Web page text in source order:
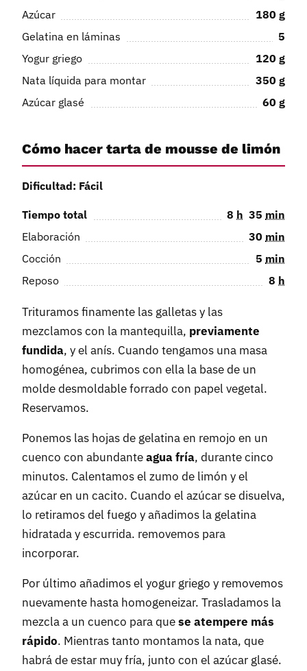
Azúcar
180 g
Gelatina en láminas
5
Yogur griego
120 g
Nata líquida para montar
350 g
Azúcar glasé
60 g
Cómo hacer tarta de mousse de limón
Dificultad: Fácil
Tiempo total 8 h 35 min
Elaboración
30 min
Cocción
5 min
Reposo
8 h
Trituramos finamente las galletas y las
mezclamos con la mantequilla, previamente
fundida, y el anís. Cuando tengamos una masa
homogénea, cubrimos con ella la base de un
molde desmoldable forrado con papel vegetal.
Reservamos.
Ponemos las hojas de gelatina en remojo en un
cuenco con abundanteagua fría, durante cinco
minutos. Calentamos el zumo de limón y el
azúcar en un cacito. Cuando el azúcar se disuelva,
lo retiramos del fuego y añadimos la gelatina
hidratada y escurrida. removemos para
incorporar.
Por último añadimos el yogur griego y removemos
nuevamente hasta homogeneizar. Trasladamos la
mezcla a un cuenco para quese atempere más
rápido. Mientras tanto montamos la nata, que
habrá de estar muy fría, junto con el azúcar glasé.